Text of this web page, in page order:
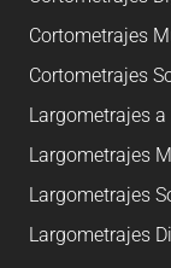
Cortometrajes
Cortometrajes
Largometrajes a
Largometrajes
Largometrajes
Largometrajes